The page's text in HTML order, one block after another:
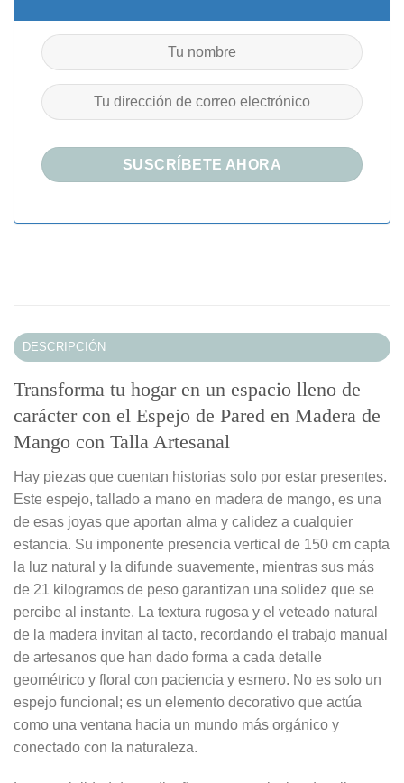
DESCRIPCIÓN
Transforma tu hogar en un espacio lleno de
carácter con el Espejo de Pared en Madera de
Mango con Talla Artesanal
Hay piezas que cuentan historias solo por estar presentes.
Este espejo, tallado a mano en madera de mango, es una
de esas joyas que aportan alma y calidez a cualquier
estancia. Su imponente presencia vertical de 150 cm capta
la luz natural y la difunde suavemente, mientras sus más
de 21 kilogramos de peso garantizan una solidez que se
percibe al instante. La textura rugosa y el veteado natural
de la madera invitan al tacto, recordando el trabajo manual
de artesanos que han dado forma a cada detalle
geométrico y floral con paciencia y esmero. No es solo un
espejo funcional; es un elemento decorativo que actúa
como una ventana hacia un mundo más orgánico y
conectado con la naturaleza.